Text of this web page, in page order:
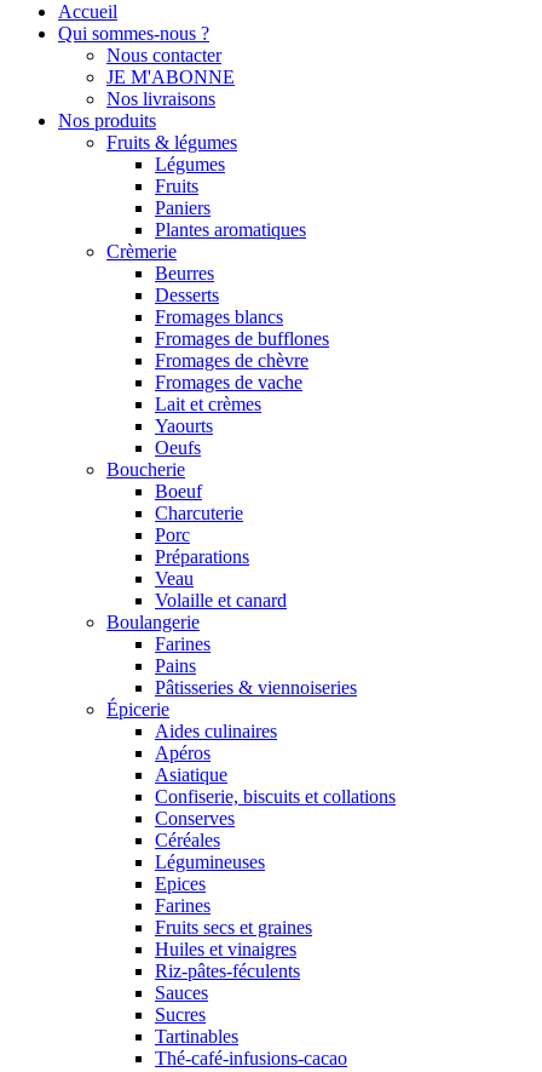
Accueil
Qui sommes-nous ?
Nous contacter
JE M'ABONNE
Nos livraisons
Nos produits
Fruits & légumes
Légumes
Fruits
Paniers
Plantes aromatiques
Crèmerie
Beurres
Desserts
Fromages blancs
Fromages de bufflones
Fromages de chèvre
Fromages de vache
Lait et crèmes
Yaourts
Oeufs
Boucherie
Boeuf
Charcuterie
Porc
Préparations
Veau
Volaille et canard
Boulangerie
Farines
Pains
Pâtisseries & viennoiseries
Épicerie
Aides culinaires
Apéros
Asiatique
Confiserie, biscuits et collations
Conserves
Céréales
Légumineuses
Epices
Farines
Fruits secs et graines
Huiles et vinaigres
Riz-pâtes-féculents
Sauces
Sucres
Tartinables
Thé-café-infusions-cacao